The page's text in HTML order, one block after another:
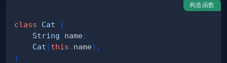
构造函数
class Cat
{
String name ;
Cat (this . name) ;
}